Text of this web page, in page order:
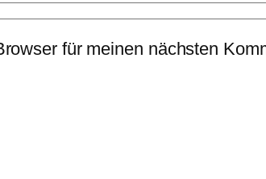
für meinen nächsten